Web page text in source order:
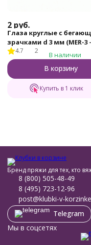
2 руб.
Глаза круглые с
зрачками d 3 мм (MER-3 -
черно-белые)
4.7 2 В наличии
В корзину
Купить в 1 клик
Бренд пряжи для тех, кто
8 (800) 505-48-49
8 (495) 723-12-96
post@klubki-v-
Telegram
Мы в соцсетях